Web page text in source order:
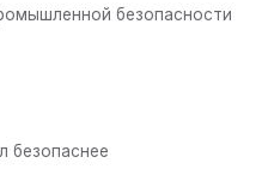
безопасности
безопаснее